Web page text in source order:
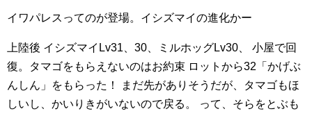
イワパレスってのが登場。イシズマイの進化かー
上陸後 イシズマイLv31、30、ミルホッグLv30、
小屋で回
復。タマゴをもらえないのはお約束 ロットから32「かげぶ
んしん」をもらった！
まだ先がありそうだが、タマゴもほ
しいし、かいりきがいないので戻る。
って、そらをとぶも